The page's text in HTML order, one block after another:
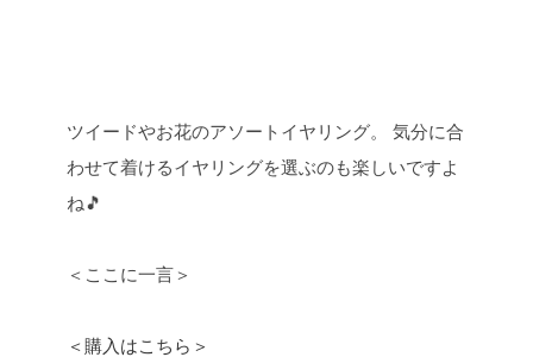
ツイードやお花のアソートイヤリング。
気分に合
わせて着けるイヤリングを選ぶのも楽しいですよ
ね🎵
＜ここに一言＞
＜購入はこちら＞